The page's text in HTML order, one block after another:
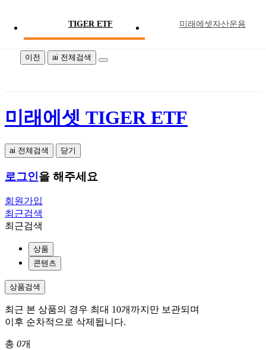
TIGER ETF 미래에셋자산운용
미래에셋 TIGER ETF
이전 ai 전체검색
미래에셋 TIGER ETF
ai 전체검색 닫기
로그인을 해주세요
회원가입
최근검색
최근검색
상품
콘텐츠
상품검색
최근 본 상품의 경우 최대 10개까지만 보관되며
이후 순차적으로 삭제됩니다.
총 0개